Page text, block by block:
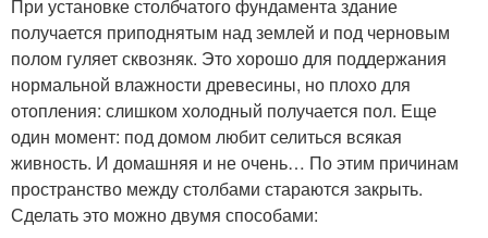
При установке столбчатого фундамента здание
получается приподнятым над землей и под черновым
полом гуляет сквозняк. Это хорошо для поддержания
нормальной влажности древесины, но плохо для
отопления: слишком холодный получается пол. Еще
один момент: под домом любит селиться всякая
живность. И домашняя и не очень… По этим причинам
пространство между столбами стараются закрыть.
Сделать это можно двумя способами: